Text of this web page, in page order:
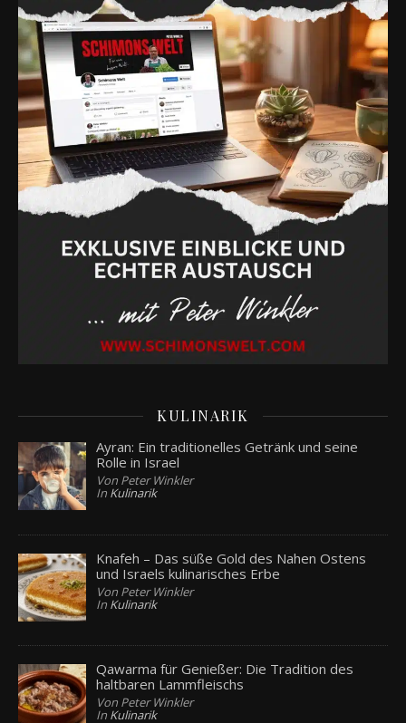
KULINARIK
Ayran: Ein traditionelles Getränk und seine
Rolle in Israel
Von Peter Winkler
In Kulinarik
Knafeh – Das süße Gold des Nahen Ostens
und Israels kulinarisches Erbe
Von Peter Winkler
In Kulinarik
Qawarma für Genießer: Die Tradition des
haltbaren Lammfleischs
Von Peter Winkler
In Kulinarik